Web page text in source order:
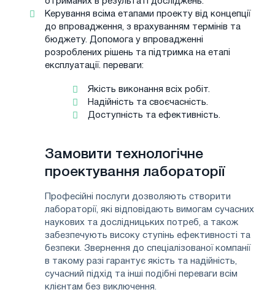
Керування всіма етапами проекту від концепції
до впровадження, з врахуванням термінів та
бюджету. Допомога у впровадженні
розроблених рішень та підтримка на етапі
експлуатації. переваги:
Якість виконання всіх робіт.
Надійність та своєчасність.
Доступність та ефективність.
Замовити технологічне
проектування лабораторії
Професійні послуги дозволяють створити
лабораторії, які відповідають вимогам сучасних
наукових та дослідницьких потреб, а також
забезпечують високу ступінь ефективності та
безпеки. Звернення до спеціалізованої компанії
в такому разі гарантує якість та надійність,
сучасний підхід та інші подібні переваги всім
клієнтам без виключення.